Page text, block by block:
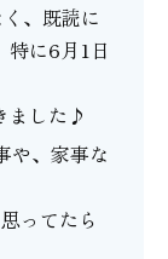
、既読に
特に6月1日
ました♪
や、家事な
ってたら